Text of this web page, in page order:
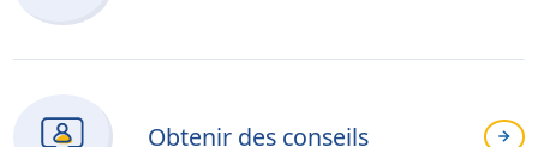
Obtenir des conseils